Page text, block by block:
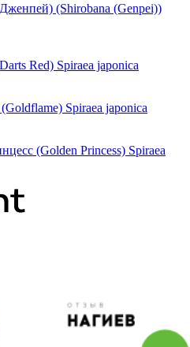
(Shirobana (Genpei))
Red) Spiraea japonica
Spiraea japonica
(Golden Princess) Spiraea